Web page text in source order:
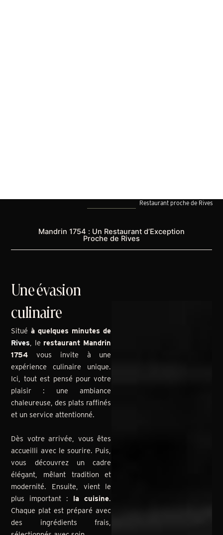
Restaurant proche de Rives
Mandrin 1754 : Un Restaurant d’Exception
Proche de Rives
Une évasion
culinaire
Situéà quelques minutes de
Rives, le restaurant Mandrin
1754 vous invite à une
expérience culinaire unique.
Ici, tout est pensé pour votre
plaisir : une ambiance
chaleureuse, des plats raffinés
et un service attentionné.
Dès votre arrivée, vous êtes
accueilli avec le sourire. Puis,
vous découvrez un cadre
élégant, mêlant tradition et
modernité. Ensuite, vient le
plus important : la cuisine.
Chaque plat est préparé avec
des ingrédients frais,